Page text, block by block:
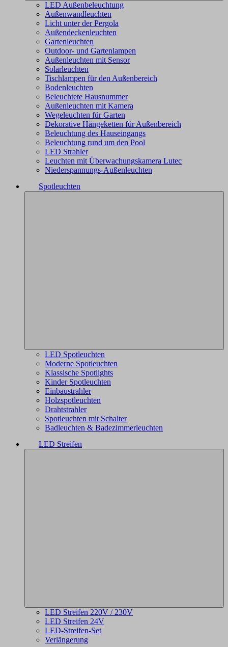
LED Außenbeleuchtung
Außenwandleuchten
Licht unter der Pergola
Außendeckenleuchten
Gartenleuchten
Outdoor- und Gartenlampen
Außenleuchten mit Sensor
Solarleuchten
Tischlampen für den Außenbereich
Bodenleuchten
Beleuchtete Hausnummer
Außenleuchten mit Kamera
Wegeleuchten für Garten
Dekorative Hängeketten für Außenbereich
Beleuchtung des Hauseingangs
Beleuchtung rund um den Pool
LED Strahler
Leuchten mit Überwachungskamera Lutec
Niederspannungs-Außenleuchten
Spotleuchten
LED Spotleuchten
Moderne Spotleuchten
Klassische Spotlights
Kinder Spotleuchten
Einbaustrahler
Holzspotleuchten
Drahtstrahler
Spotleuchten mit Schalter
Badleuchten & Badezimmerleuchten
LED Streifen
LED Streifen 220V / 230V
LED Streifen 24V
LED-Streifen-Set
Verlängerung